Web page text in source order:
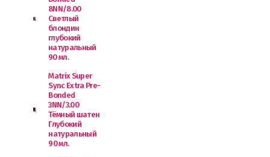
8NN/8.00
Светлый
блондин
глубокий
натуральный
90 мл.
Matrix Super
Sync Extra Pre-
Bonded
3NN/3.00
Тёмный шатен
Глубокий
натуральный
90 мл.